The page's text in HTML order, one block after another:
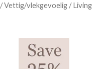
/Vettig/vlekgevoelig / Living